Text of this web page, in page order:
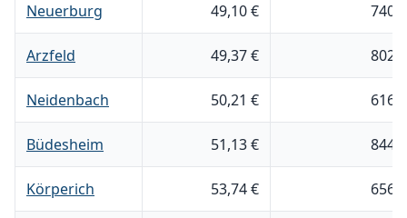
Neuerburg 49,10 € 740
Arzfeld 49,37 € 802
Neidenbach 50,21 € 616
Büdesheim 51,13 € 844
Körperich 53,74 € 656